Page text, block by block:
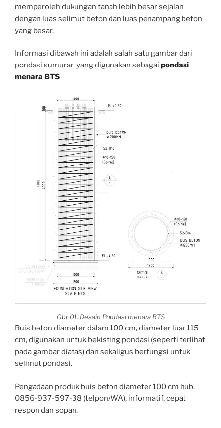
memperoleh dukungan tanah lebih besar sejalan
dengan luas selimut beton dan luas penampang beton
yang besar.
Informasi dibawah ini adalah salah satu gambar dari
pondasi sumuran yang digunakan sebagai pondasi
menara BTS
Gbr 01. Desain Pondasi menara BTS
Buis beton diameter dalam 100 cm, diameter luar 115
cm, digunakan untuk bekisting pondasi (seperti terlihat
pada gambar diatas) dan sekaligus berfungsi untuk
selimut pondasi.
Pengadaan produk buis beton diameter 100 cm hub.
0856-937-597-38 (telpon/WA), informatif, cepat
respon dan sopan.